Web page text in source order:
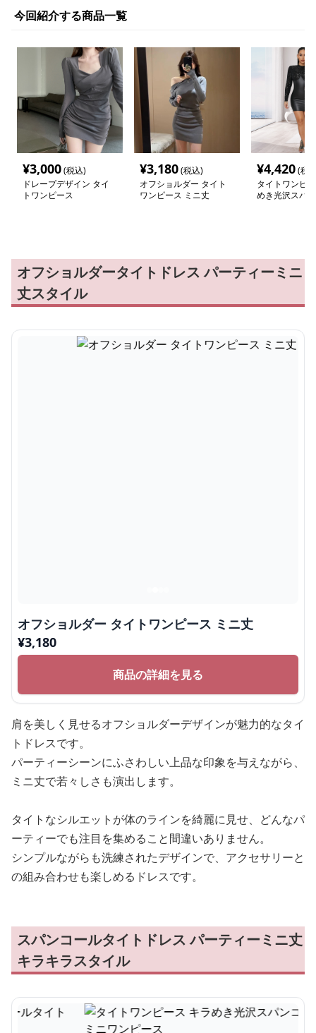
今回紹介する商品一覧
¥3,000(税込)
ドレープデザイン タイ
トワンピース
¥3,180(税込)
オフショルダー タイト
ワンピース ミニ丈
¥4,420(税
タイトワンピ
めき光沢スパ
オフショルダータイトドレス パーティーミニ
丈スタイル
オフショルダー タイトワンピース ミニ丈
¥3,180
商品の詳細を見る
肩を美しく見せるオフショルダーデザインが魅力的なタイ
トドレスです。
パーティーシーンにふさわしい上品な印象を与えながら、
ミニ丈で若々しさも演出します。
タイトなシルエットが体のラインを綺麗に見せ、どんなパ
ーティーでも注目を集めること間違いありません。
シンプルながらも洗練されたデザインで、アクセサリーと
の組み合わせも楽しめるドレスです。
スパンコールタイトドレス パーティーミニ丈
キラキラスタイル